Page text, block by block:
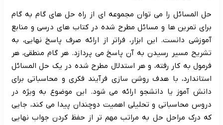
حل المسائل را می توان مجموعه ای از راه حل های گام به گام
برای تمرین ها و مسائل مطرح شده در کتاب های درسی و منابع
آموزشی دانست. این ابزار، فراتر از ارائه صرف پاسخ نهایی، به
تشریح مسیر رسیدن به آن پاسخ می پردازد. هر گام منطقی، هر
فرمول به کار رفته، و هر استدلال مطرح شده در یک حل المسائل
استاندارد، با هدف روشن سازی فرآیند فکری و محاسباتی برای
دانش آموز یا دانشجو ارائه می شود. این موضوع به ویژه در
دروس محاسباتی و تحلیلی اهمیت دوچندان پیدا می کند، جایی
که درک مراحل حل به مراتب مهم تر از حفظ کردن جواب نهایی